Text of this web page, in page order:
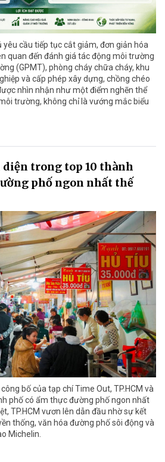
yêu cầu tiếp tục cắt giảm, đơn giản hóa
quan đến đánh giá tác động môi trường
(GPMT), phòng cháy chữa cháy, khu
và cấp phép xây dựng, chồng chéo
nhìn nhận như một điểm nghẽn thể
trường, không chỉ là vướng mắc biểu
diện trong top 10 thành
phố ngon nhất thế
bố của tạp chí Time Out, TP.HCM và
phố có ẩm thực đường phố ngon nhất
TP.HCM vươn lên dẫn đầu nhờ sự kết
thống, văn hóa đường phố sôi động và
Michelin.